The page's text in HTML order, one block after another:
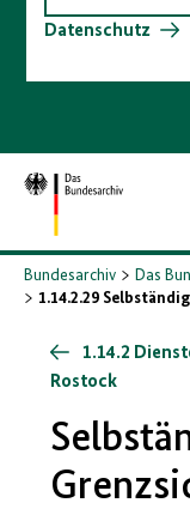
Datenschutz
Zur
Startseite
Bundesarchiv Das
1.14.2.29
1.14.2
Rostock